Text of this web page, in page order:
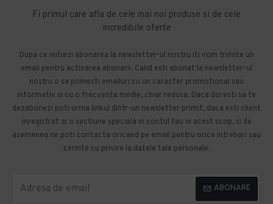
Fi primul care afla de cele mai noi produse si de cele
incredibile oferte
Dupa ce initiezi abonarea la newsletter-ul nostru iti vom trimite un
email pentru activarea abonarii. Cand esti abonat la newsletter-ul
nostru o sa primesti emailuri cu un caracter promotional sau
informativ si cu o frecventa medie, chiar redusa. Daca doresti sa te
dezabonezi poti urma linkul dintr-un newsletter primit, daca esti client
inregistrat ai o sectiune speciala in contul tau in acest scop, si de
asemenea ne poti contacta oricand pe email pentru orice intrebari sau
cerinte cu privire la datele tale personale.
ABONARE